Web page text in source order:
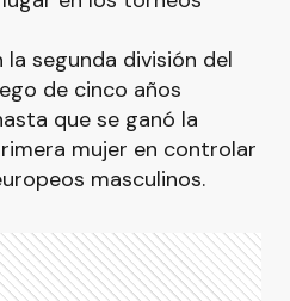
la segunda división del
de cinco años
que se ganó la
mujer en controlar
masculinos.